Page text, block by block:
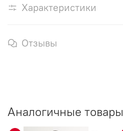
Характеристики
Отзывы
Аналогичные товары